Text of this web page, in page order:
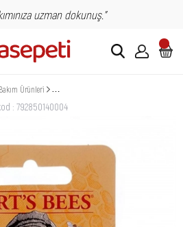
uzman dokunuş."
Ürünleri Burts Bees Beeswax Doğal Dudak Bakımı
: 792850140004